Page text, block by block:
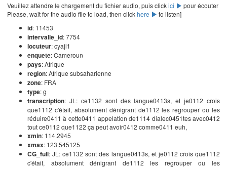
Veuillez attendre le chargement du fichier audio, puis clickici
pour écouter
Please, wait for the audio file to load, then clickhere to listen]
id: 11453
intervalle_id: 7754
locuteur: cyajl1
enquete: Cameroun
pays: Afrique
region: Afrique subsaharienne
zone: FRA
type: g
transcription: JL: ce1132 sont des langue0413s, et je0112 crois
que1112 c'était, absolument dénigrant de1112 les regrouper ou les
réduire0411 à cette0411 appelation de1114 dialec0451tes avec0412
tout ce0112 que1122 ça peut avoir0412 comme0411 euh,
xmin: 114.2945
xmax: 123.545125
CG_full: JL: ce1132 sont des langue0413s, et je0112 crois que1112
c'était, absolument dénigrant de1112 les regrouper ou les